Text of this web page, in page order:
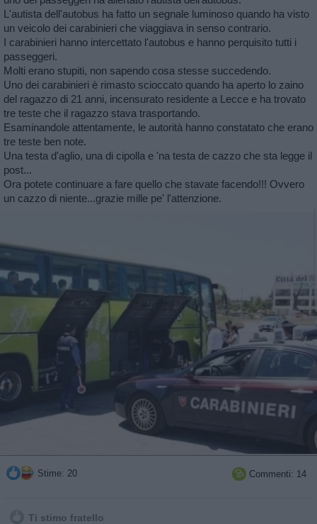
L'autista dell'autobus ha fatto un segnale luminoso quando ha visto
un veicolo dei carabinieri che viaggiava in senso contrario.
I carabinieri hanno intercettato l'autobus e hanno perquisito tutti i
passeggeri.
Molti erano stupiti, non sapendo cosa stesse succedendo.
Uno dei carabinieri è rimasto scioccato quando ha aperto lo zaino
del ragazzo di 21 anni, incensurato residente a Lecce e ha trovato
tre teste che il ragazzo stava trasportando.
Esaminandole attentamente, le autorità hanno constatato che erano
tre teste ben note.
Una testa d'aglio, una di cipolla e 'na testa de cazzo che sta legge il
post...
Ora potete continuare a fare quello che stavate facendo!!! Ovvero
un cazzo di niente...grazie mille pe' l'attenzione.
Stime: 20  Commenti: 14
Ti stimo fratello